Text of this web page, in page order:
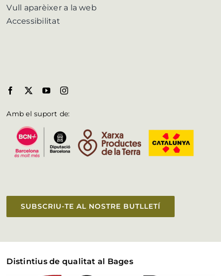
Vull aparèixer a la web
Accessibilitat
Amb el suport de:
SUBSCRIU-TE AL NOSTRE BUTLLETÍ
Distintius de qualitat al Bages